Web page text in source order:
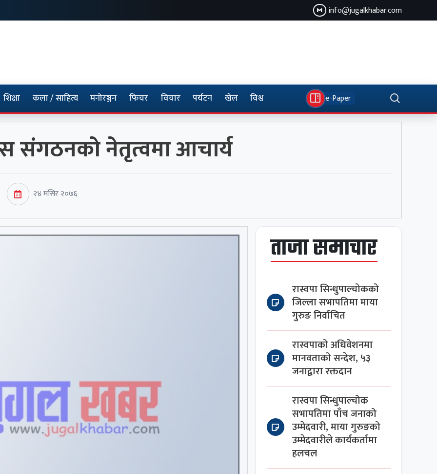
info@jugalkhabar.com
शिक्षा कला / साहित्य मनोरञ्जन फिचर विचार पर्यटन खेल विश्व e-Paper
संगठनको नेतृत्वमा आचार्य
२४ मंसिर २०७६
ताजा समाचार
रास्वपा सिन्धुपाल्चोकको
जिल्ला सभापतिमा माया
गुरुङ निर्वाचित
रास्वपाको अधिवेशनमा
मानवताको सन्देश, ५३
जनाद्वारा रक्तदान
रास्वपा सिन्धुपाल्चोक
सभापतिमा पाँच जनाको
उम्मेदवारी, माया गुरुङको
उम्मेदवारीले कार्यकर्तामा
हलचल